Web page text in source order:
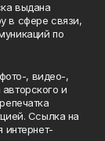
выдана
в сфере связи,
по
, видео-,
и
Ссылка на
интернет-